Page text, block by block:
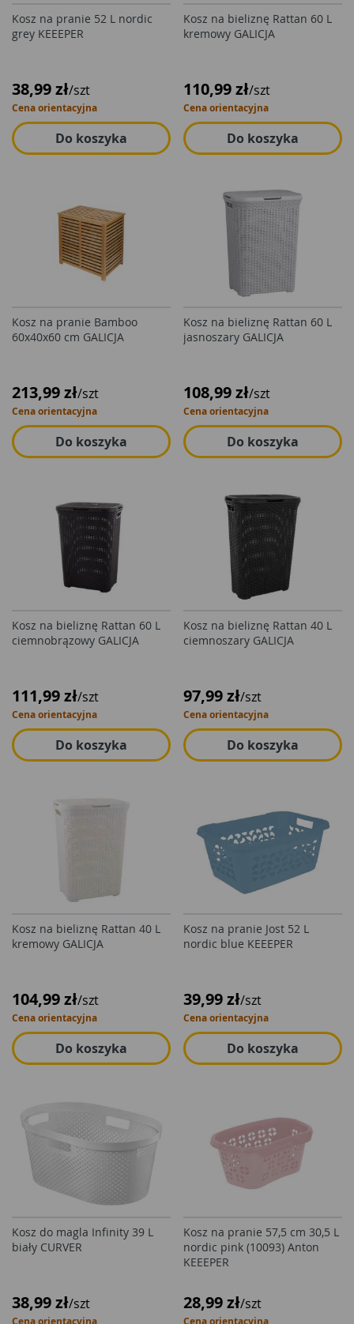
Kosz na pranie 52 L nordic
grey KEEEPER
38,99 zł/szt
Cena orientacyjna
Do koszyka
Kosz na bieliznę Rattan 60 L
kremowy GALICJA
110,99 zł/szt
Cena orientacyjna
Do koszyka
Kosz na pranie Bamboo
60x40x60 cm GALICJA
213,99 zł/szt
Cena orientacyjna
Do koszyka
Kosz na bieliznę Rattan 60 L
jasnoszary GALICJA
108,99 zł/szt
Cena orientacyjna
Do koszyka
Kosz na bieliznę Rattan 60 L
ciemnobrązowy GALICJA
111,99 zł/szt
Cena orientacyjna
Do koszyka
Kosz na bieliznę Rattan 40 L
ciemnoszary GALICJA
97,99 zł/szt
Cena orientacyjna
Do koszyka
Kosz na bieliznę Rattan 40 L
kremowy GALICJA
104,99 zł/szt
Cena orientacyjna
Do koszyka
Kosz na pranie Jost 52 L
nordic blue KEEEPER
39,99 zł/szt
Cena orientacyjna
Do koszyka
Kosz do magla Infinity 39 L
biały CURVER
38,99 zł/szt
Cena orientacyjna
Kosz na pranie 57,5 cm 30,5 L
nordic pink (10093) Anton
KEEEPER
28,99 zł/szt
Cena orientacyjna